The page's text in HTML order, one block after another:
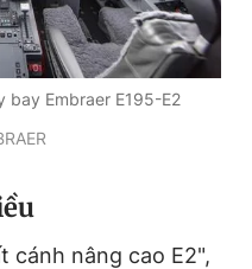
bay Embraer E195-E2
cánh nâng cao E2",